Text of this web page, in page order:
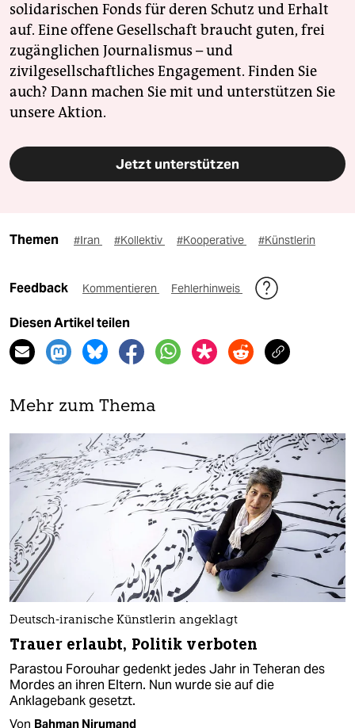
solidarischen Fonds für deren Schutz und Erhalt
auf. Eine offene Gesellschaft braucht guten, frei
zugänglichen Journalismus – und
zivilgesellschaftliches Engagement. Finden Sie
auch? Dann machen Sie mit und unterstützen Sie
unsere Aktion.
Jetzt unterstützen
Themen #Iran #Kollektiv #Kooperative #Künstlerin
Feedback Kommentieren Fehlerhinweis
Diesen Artikel teilen
Mehr zum Thema
Deutsch-iranische Künstlerin angeklagt
Trauer erlaubt, Politik verboten
Parastou Forouhar gedenkt jedes Jahr in Teheran des
Mordes an ihren Eltern. Nun wurde sie auf die
Anklagebank gesetzt.
Von Bahman Nirumand